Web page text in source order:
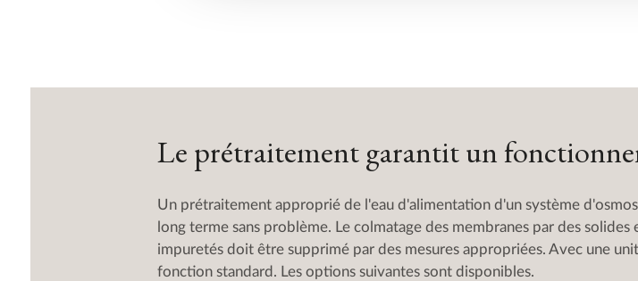
Le prétraitement garantit un
Un prétraitement approprié de l'eau d'alimentation d'un système
long terme sans problème. Le colmatage des membranes par des
impuretés doit être supprimé par des mesures appropriées. Avec une
fonction standard. Les options suivantes sont disponibles.